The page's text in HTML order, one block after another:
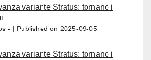
variante Stratus: tornano i
- Published on 2025-09-05
variante Stratus: tornano i